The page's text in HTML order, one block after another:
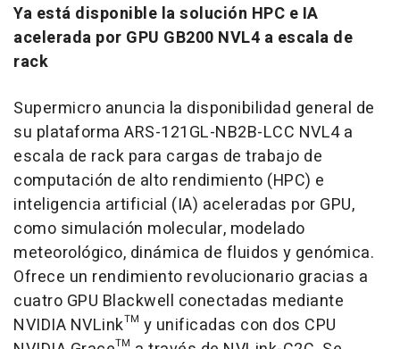
Ya está disponible la solución HPC e IA
acelerada por GPU GB200 NVL4 a escala de
rack
Supermicro anuncia la disponibilidad general de
su plataforma ARS-121GL-NB2B-LCC NVL4 a
escala de rack para cargas de trabajo de
computación de alto rendimiento (HPC) e
inteligencia artificial (IA) aceleradas por GPU,
como simulación molecular, modelado
meteorológico, dinámica de fluidos y genómica.
Ofrece un rendimiento revolucionario gracias a
cuatro GPU Blackwell conectadas mediante
NVIDIA NVLink™ y unificadas con dos CPU